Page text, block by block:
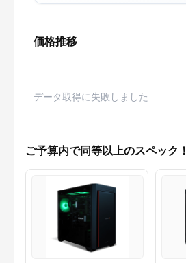
価格推移
データ取得に失敗しました
ご予算内で同等以上のスペック！